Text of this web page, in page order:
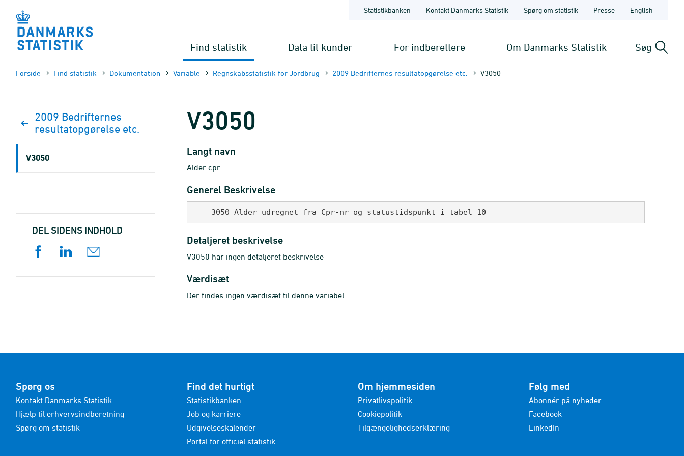
sidens
indhold
Statistikbanken Kontakt Danmarks Statistik Spørg om statistik Presse English
Find statistik Data til kunder For indberettere Om Danmarks Statistik Søg
Forside Find statistik Dokumen­tation Variable Regnskabsstatistik for Jordbrug 2009 Bedrifternes resultatopgørelse etc. V3050
V3050
Langt navn
Alder cpr
Generel Beskrivelse
Detaljeret beskrivelse
V3050 har ingen detaljeret beskrivelse
Værdisæt
Der findes ingen værdisæt til denne variabel
2009 Bedrifternes
resultatopgørelse etc.
V3050
DEL SIDENS INDHOLD
Spørg os
Kontakt Danmarks Statistik
Hjælp til erhvervsindberetning
Spørg om statistik
Find det hurtigt
Statistikbanken
Job og karriere
Udgivelseskalender
Portal for officiel statistik
Om hjemmesiden
Privatlivspolitik
Cookiepolitik
Tilgængelighedserklæring
Følg med
Abonnér på nyheder
Facebook
LinkedIn